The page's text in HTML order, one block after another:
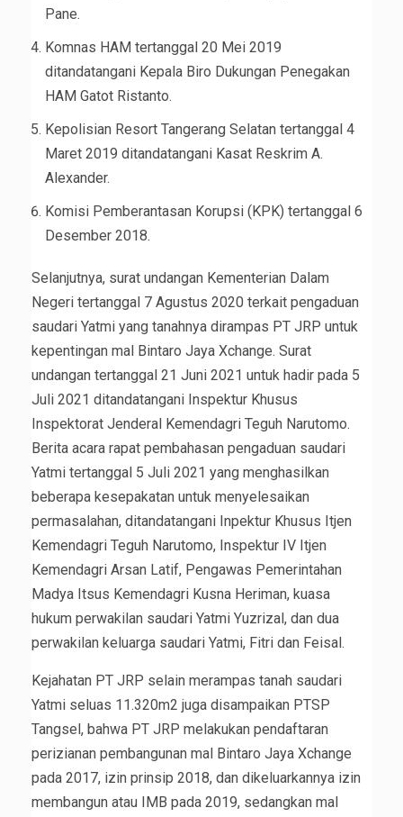
Pane.
Komnas HAM tertanggal 20 Mei 2019
ditandatangani Kepala Biro Dukungan Penegakan
HAM Gatot Ristanto.
Kepolisian Resort Tangerang Selatan tertanggal 4
Maret 2019 ditandatangani Kasat Reskrim A.
Alexander.
Komisi Pemberantasan Korupsi (KPK) tertanggal 6
Desember 2018.
Selanjutnya, surat undangan Kementerian Dalam
Negeri tertanggal 7 Agustus 2020 terkait pengaduan
saudari Yatmi yang tanahnya dirampas PT JRP untuk
kepentingan mal Bintaro Jaya Xchange. Surat
undangan tertanggal 21 Juni 2021 untuk hadir pada 5
Juli 2021 ditandatangani Inspektur Khusus
Inspektorat Jenderal Kemendagri Teguh Narutomo.
Berita acara rapat pembahasan pengaduan saudari
Yatmi tertanggal 5 Juli 2021 yang menghasilkan
beberapa kesepakatan untuk menyelesaikan
permasalahan, ditandatangani Inpektur Khusus Itjen
Kemendagri Teguh Narutomo, Inspektur IV Itjen
Kemendagri Arsan Latif, Pengawas Pemerintahan
Madya Itsus Kemendagri Kusna Heriman, kuasa
hukum perwakilan saudari Yatmi Yuzrizal, dan dua
perwakilan keluarga saudari Yatmi, Fitri dan Feisal.
Kejahatan PT JRP selain merampas tanah saudari
Yatmi seluas 11.320m2 juga disampaikan PTSP
Tangsel, bahwa PT JRP melakukan pendaftaran
perizianan pembangunan mal Bintaro Jaya Xchange
pada 2017, izin prinsip 2018, dan dikeluarkannya izin
membangun atau IMB pada 2019, sedangkan mal